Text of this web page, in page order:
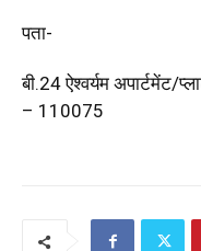
पता-
बी.24ऐश्वर्यम अपार्टमेंट/
– 110075